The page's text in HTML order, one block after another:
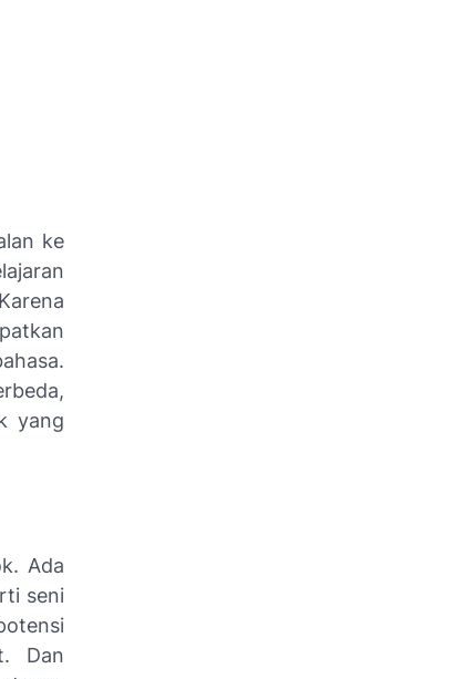
ke
Karena
yang
Ada
seni
Dan